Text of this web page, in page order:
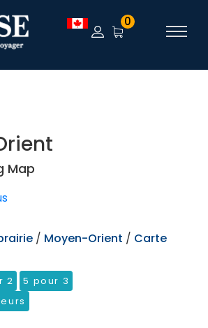
0
Map
/ Moyen-Orient / Carte
2
5 pour 3